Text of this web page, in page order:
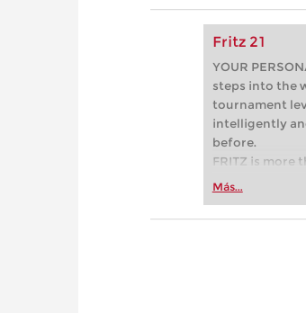
Fritz 21
YOUR
steps into the
tournament
intelligently
before.
FRITZ is more
Whether
more
Más...